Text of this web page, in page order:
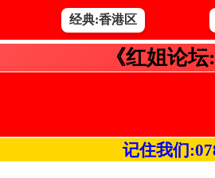
经典:香港区
《红姐论
记住我们